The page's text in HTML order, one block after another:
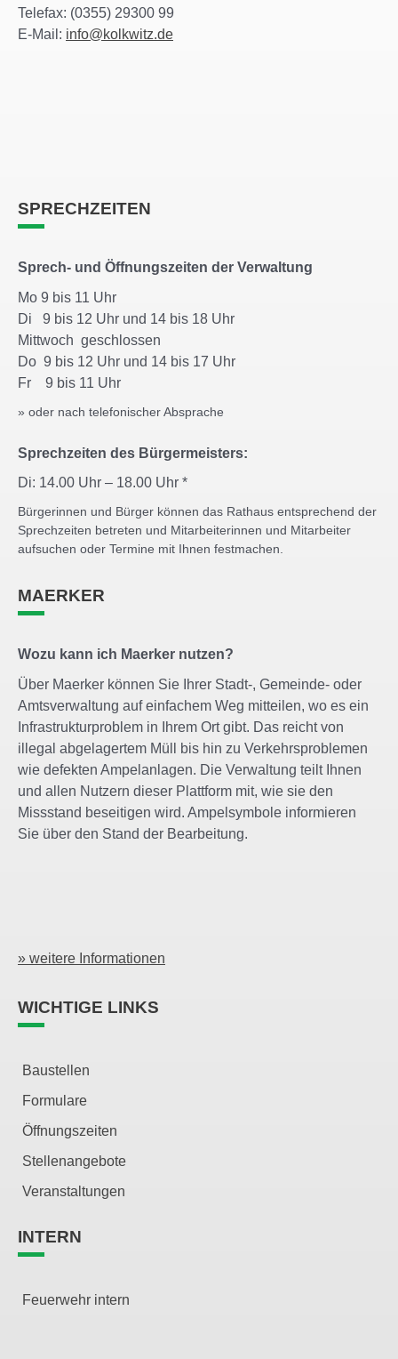
Telefax: (0355) 29300 99
E-Mail: info@kolkwitz.de
SPRECHZEITEN
Sprech- und Öffnungszeiten der Verwaltung
Mo 9 bis 11 Uhr
Di 9 bis 12 Uhr und 14 bis 18 Uhr
Mittwoch geschlossen
Do 9 bis 12 Uhr und 14 bis 17 Uhr
Fr 9 bis 11 Uhr
» oder nach telefonischer Absprache
Sprechzeiten des Bürgermeisters:
Di: 14.00 Uhr – 18.00 Uhr *
Bürgerinnen und Bürger können das Rathaus entsprechend der
Sprechzeiten betreten und Mitarbeiterinnen und Mitarbeiter
aufsuchen oder Termine mit Ihnen festmachen.
MAERKER
Wozu kann ich Maerker nutzen?
Über Maerker können Sie Ihrer Stadt-, Gemeinde- oder
Amtsverwaltung auf einfachem Weg mitteilen, wo es ein
Infrastrukturproblem in Ihrem Ort gibt. Das reicht von
illegal abgelagertem Müll bis hin zu Verkehrsproblemen
wie defekten Ampelanlagen. Die Verwaltung teilt Ihnen
und allen Nutzern dieser Plattform mit, wie sie den
Missstand beseitigen wird. Ampelsymbole informieren
Sie über den Stand der Bearbeitung.
» weitere Informationen
WICHTIGE LINKS
Baustellen
Formulare
Öffnungszeiten
Stellenangebote
Veranstaltungen
INTERN
Feuerwehr intern